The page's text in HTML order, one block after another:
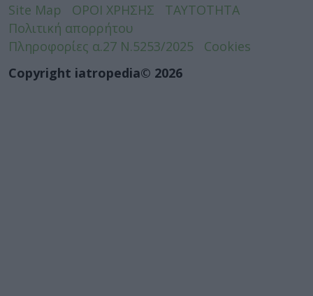
Site Map ΟΡΟΙ ΧΡΗΣΗΣ
ΤΑΥΤΟΤΗΤΑ
Πολιτική απορρήτου
Πληροφορίες α.27 Ν.5253/2025
Cookies
Copyright iatropedia© 2026